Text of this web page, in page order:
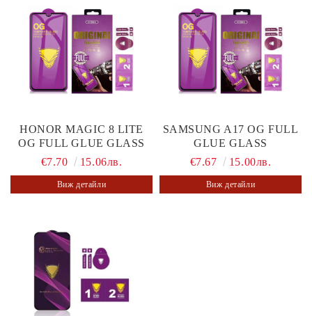
HONOR MAGIC 8 LITE
OG FULL GLUE GLASS
€7.70
15.06лв.
Виж детайли
SAMSUNG A17 OG FULL
GLUE GLASS
€7.67
15.00лв.
Виж детайли